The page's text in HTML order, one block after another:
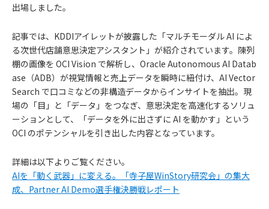
出場しました。
記事では、KDDIアイレットが披露した「マルチモーダル AI によ
る次世代店舗意思決定アシスタント」が紹介されています。陳列
棚の画像を OCI Vision で解析し、Oracle Autonomous AI Datab
ase（ADB）が視覚情報と売上データを瞬時に紐付け、AI Vector
Search で口コミなどの非構造データからインサイトを抽出。現
場の「目」と「データ」をつなぎ、意思決定を高速化するソリュ
ーションとして、「データを外に出さずに AI を動かす」という
OCI のポテンシャルを引き出した内容となっています。
詳細は以下よりご覧ください。
AIを「動く武器」に変える。「寺子屋WinStory研究会」の集大
成、Partner AI Demo選手権決勝戦レポート
知
ら